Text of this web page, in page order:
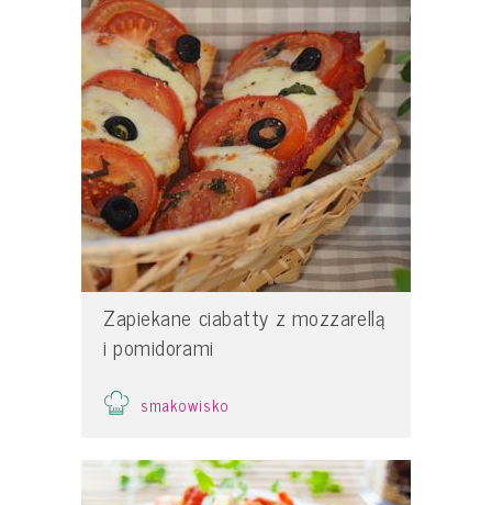
Zapiekane ciabatty z mozzarellą
i pomidorami
smakowisko